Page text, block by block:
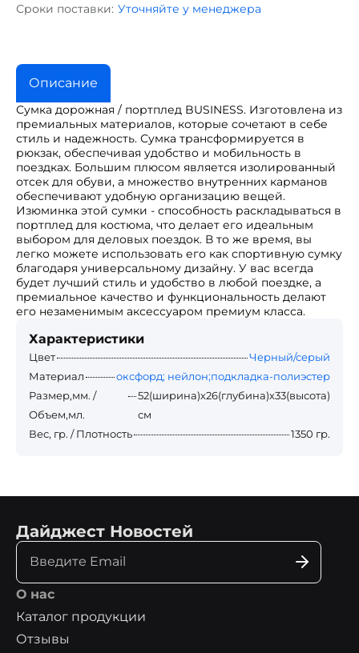
Сроки поставки: Уточняйте у менеджера
Описание
Сумка дорожная / портплед BUSINESS. Изготовлена из
премиальных материалов, которые сочетают в себе
стиль и надежность. Сумка трансформируется в
рюкзак, обеспечивая удобство и мобильность в
поездках. Большим плюсом является изолированный
отсек для обуви, а множество внутренних карманов
обеспечивают удобную организацию вещей.
Изюминка этой сумки - способность раскладываться в
портплед для костюма, что делает его идеальным
выбором для деловых поездок. В то же время, вы
легко можете использовать его как спортивную сумку
благодаря универсальному дизайну. У вас всегда
будет лучший стиль и удобство в любой поездке, а
премиальное качество и функциональность делают
его незаменимым аксессуаром премиум класса.
Характеристики
Цвет
Черный/серый
Материал
оксфорд; нейлон;подкладка-полиэстер
Размер,мм. /
Объем,мл.
52(ширина)х26(глубина)х33(высота)
см
Вес, гр. / Плотность
1350 гр.
Дайджест Новостей
О нас
Каталог продукции
Отзывы